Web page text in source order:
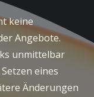
keine
Angebote.
unmittelbar
eines
Änderungen